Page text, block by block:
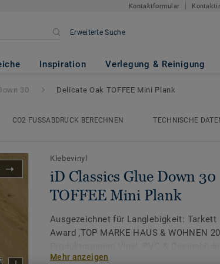
Kontaktformular
Erweiterte Suche
Inspiration Verlegung & Reinigung
- Delicate Oak
30 Delicate Oak TOFFEE Mini Plank
CO2 FUSSABDRUCK BERECHNEN
TECHNISCHE
Klebevinyl
iD Classics Glue Down
TOFFEE Mini Plank
Ausgezeichnet für Langlebigkeit: Tarkett
Award ‚TOP MARKE HAUS & WOHNEN
Mehr anzeigen